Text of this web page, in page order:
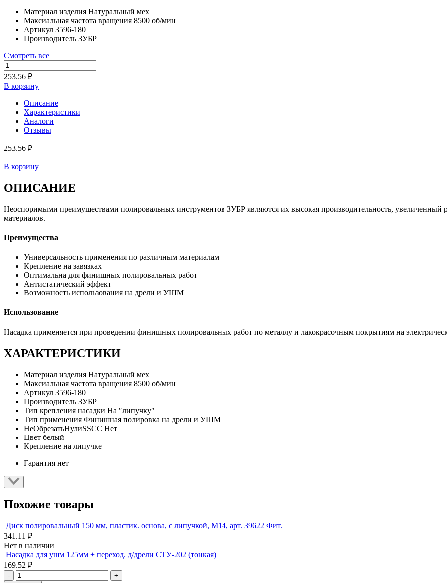
Материал изделия Натуральный мех
Максиальная частота вращения 8500 об/мин
Артикул 3596-180
Производитель ЗУБР
Смотреть все
253.56 ₽
В корзину
Описание
Характеристики
Аналоги
Отзывы
253.56 ₽
В корзину
ОПИСАНИЕ
Неоспоримыми преимуществами полировальных инструментов ЗУБР являются их высокая производительность, увеличенный
материалов.
Преимущества
Универсальность применения по различным материалам
Крепление на завязках
Оптимальна для финишных полировальных работ
Антистатический эффект
Возможность использования на дрели и УШМ
Использование
Насадка применяется при проведении финишных полировальных работ по металлу и лакокрасочным покрытиям на
ХАРАКТЕРИСТИКИ
Материал изделия Натуральный мех
Максиальная частота вращения 8500 об/мин
Артикул 3596-180
Производитель ЗУБР
Тип крепления насадки На ″липучку″
Тип применения Финишная полировка на дрели и УШМ
НеОбрезатьНулиSSCC Нет
Цвет белый
Крепление на липучке
Гарантия нет
Похожие товары
Диск полировальный 150 мм, пластик. основа, с липучкой, М14, арт. 39622 Фит.
341.11 ₽
Нет в наличии
Насадка для ушм 125мм + переход. д/дрели СТУ-202 (тонкая)
169.52 ₽
-
+